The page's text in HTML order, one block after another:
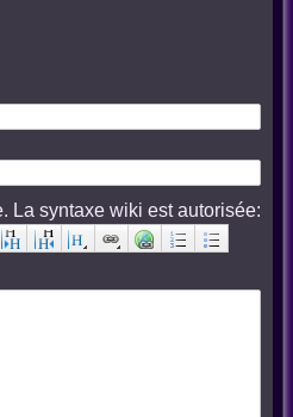
La syntaxe wiki est autorisée: